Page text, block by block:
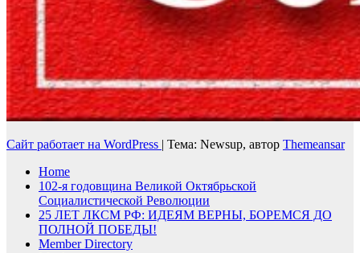
Сайт работает на WordPress | Тема: Newsup, автор Themeansar
Home
102-я годовщина Великой Октябрьской
Социалистической Революции
25 ЛЕТ ЛКСМ РФ: ИДЕЯМ ВЕРНЫ, БОРЕМСЯ ДО
ПОЛНОЙ ПОБЕДЫ!
Member Directory